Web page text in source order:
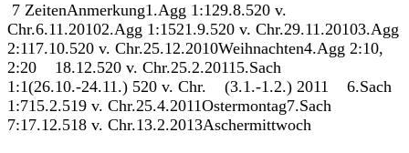
7 ZeitenAnmerkung1.Agg 1:129.8.520 v.
Chr.6.11.20102.Agg 1:1521.9.520 v. Chr.29.11.20103.Agg
2:117.10.520 v. Chr.25.12.2010Weihnachten4.Agg 2:10,
2:20 18.12.520 v. Chr.25.2.20115.Sach
1:1(26.10.-24.11.) 520 v. Chr. (3.1.-1.2.) 2011 6.Sach
1:715.2.519 v. Chr.25.4.2011Ostermontag7.Sach
7:17.12.518 v. Chr.13.2.2013Aschermittwoch